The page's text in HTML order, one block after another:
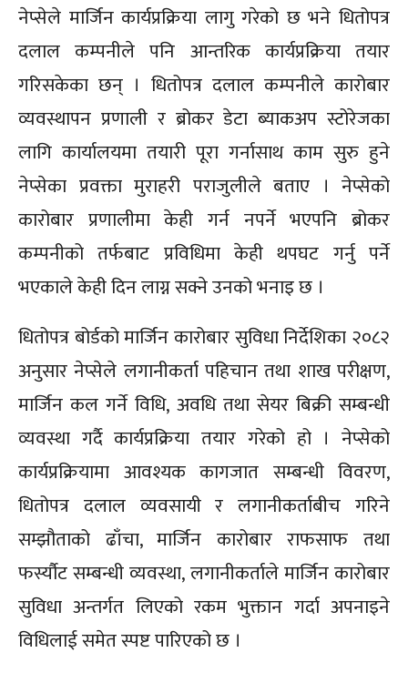
नेप्सेले मार्जिन कार्यप्रक्रिया लागु गरेको छ भने धितोपत्र
दलाल कम्पनीले पनि आन्तरिक कार्यप्रक्रिया तयार
गरिसकेका छन् । धितोपत्र दलाल कम्पनीले कारोबार
व्यवस्थापन प्रणाली र ब्रोकर डेटा ब्याकअप स्टोरेजका
लागि कार्यालयमा तयारी पूरा गर्नासाथ काम सुरु हुने
नेप्सेका प्रवक्ता मुराहरी पराजुलीले बताए । नेप्सेको
कारोबार प्रणालीमा केही गर्न नपर्ने भएपनि ब्रोकर
कम्पनीको तर्फबाट प्रविधिमा केही थपघट गर्नु पर्ने
भएकाले केही दिन लाग्न सक्ने उनको भनाइ छ ।
धितोपत्र बोर्डको मार्जिन कारोबार सुविधा निर्देशिका २०८२
अनुसार नेप्सेले लगानीकर्ता पहिचान तथा शाख परीक्षण,
मार्जिन कल गर्ने विधि, अवधि तथा सेयर बिक्री सम्बन्धी
व्यवस्था गर्दै कार्यप्रक्रिया तयार गरेको हो । नेप्सेको
कार्यप्रक्रियामा आवश्यक कागजात सम्बन्धी विवरण,
धितोपत्र दलाल व्यवसायी र लगानीकर्ताबीच गरिने
सम्झौताको ढाँचा, मार्जिन कारोबार राफसाफ तथा
फर्स्यौट सम्बन्धी व्यवस्था, लगानीकर्ताले मार्जिन कारोबार
सुविधा अन्तर्गत लिएको रकम भुक्तान गर्दा अपनाइने
विधिलाई समेत स्पष्ट पारिएको छ ।